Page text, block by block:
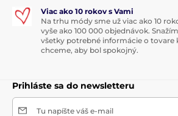
Viac ako 10 rokov s Vami
Na trhu módy sme už viac ako 10
vyše ako 100 000 objednávok.
všetky potrebné informácie o tovare
chceme, aby bol spokojný.
Prihláste sa do newsletteru
Tu napíšte váš e-mail